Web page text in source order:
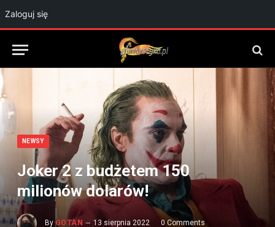
Zaloguj się
NEWSY
Joker 2 z budżetem 150
milionów dolarów!
By GOTAN 13 sierpnia 2022
0 Comments